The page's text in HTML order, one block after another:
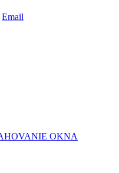
Email